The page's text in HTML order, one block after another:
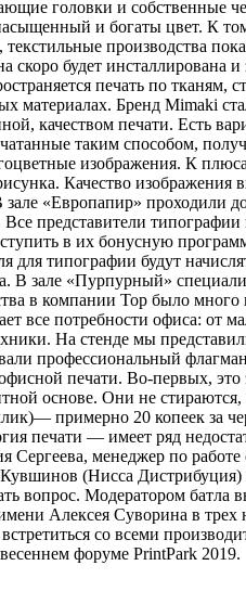
головки и собственные
и богаты цвет. К
производства
скоро будет
печать по тканям,
материалах. Бренд Mimaki
качеством печати. Есть
таким способом,
изображения. К
Качество
«Европапир»
представители
в их бонусную
типографии будут
В зале «Пурпурный»
в компании Тор было
все потребности офиса:
На стенде мы
профессиональный
печати. Во-первых,
основе. Они не
примерно 20 копеек за
печати — имеет ряд
менеджер по
(Нисса
вопрос. Модератором
Алексея Суворина в
со всеми
форуме PrintPark 2019.